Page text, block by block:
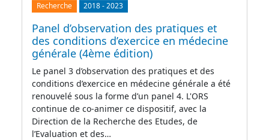
Recherche 2018-2023
Panel d’observation des pratiques et
des conditions d’exercice en médecine
générale (4ème édition)
Le panel 3 d’observation des pratiques et des
conditions d’exercice en médecine générale a été
renouvelé sous la forme d’un panel 4. L'ORS
continue de co-animer ce dispositif, avec la
Direction de la Recherche des Etudes, de
l’Evaluation et des…